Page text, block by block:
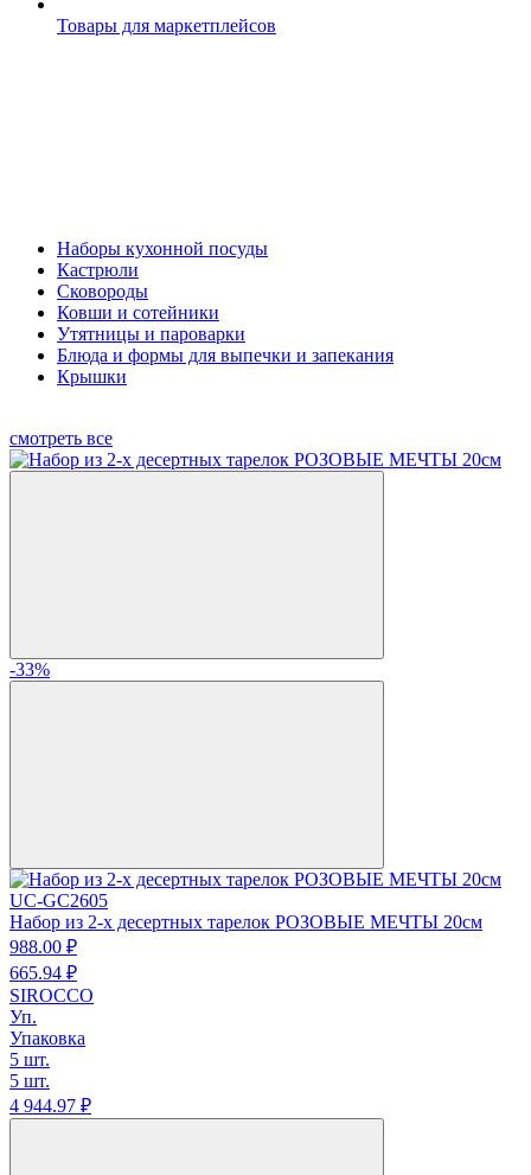
Товары для маркетплейсов
Наборы кухонной посуды
Кастрюли
Сковороды
Ковши и сотейники
Утятницы и пароварки
Блюда и формы для выпечки и запекания
Крышки
смотреть все
-33%
UC-GC2605
Набор из 2-х десертных тарелок РОЗОВЫЕ МЕЧТЫ 20см
988.00 ₽
665.94 ₽
SIROCCO
Уп.
Упаковка
5 шт.
5 шт.
4 944.97 ₽